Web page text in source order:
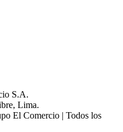
S.A.
Lima.
El Comercio | Todos los